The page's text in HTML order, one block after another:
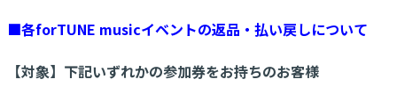
■各forTUNE musicイベントの返品・払い戻しについて
【対象】下記いずれかの参加券をお持ちのお客様